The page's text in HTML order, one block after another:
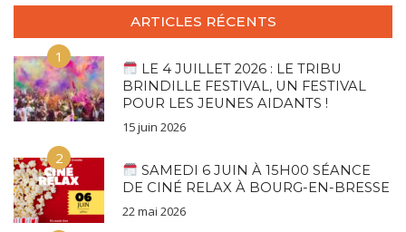
ARTICLES RÉCENTS
1
LE 4 JUILLET 2026 : LE TRIBU
BRINDILLE FESTIVAL, UN FESTIVAL
POUR LES JEUNES AIDANTS !
15 juin 2026
2
SAMEDI 6 JUIN À 15H00 SÉANCE
DE CINÉ RELAX À BOURG-EN-BRESSE
22 mai 2026